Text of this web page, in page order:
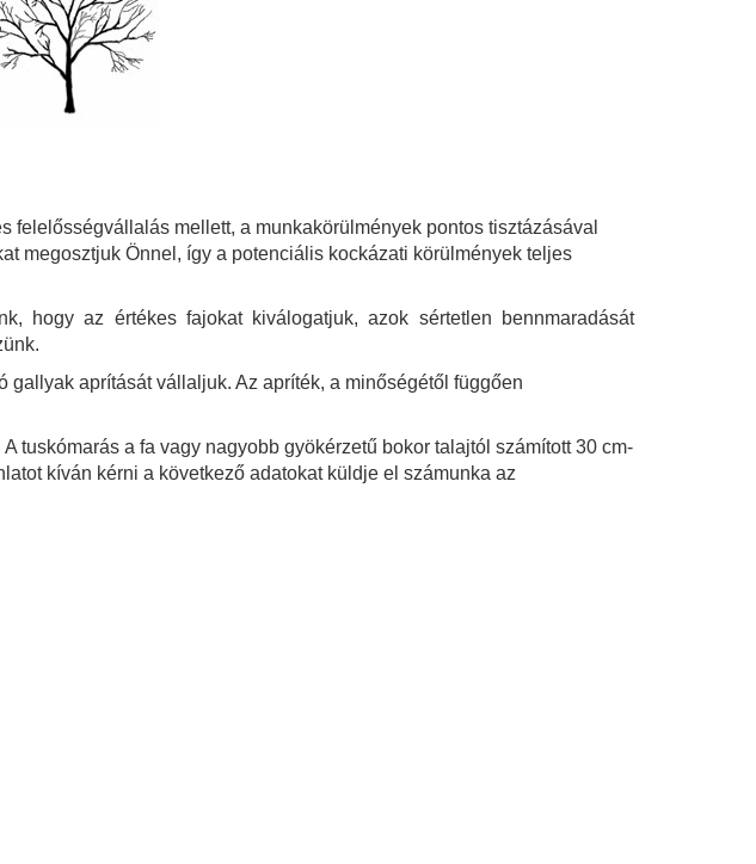
felelősségvállalás mellett, a munkakörülmények pontos tisztázásával
megosztjuk Önnel, így a potenciális kockázati körülmények teljes
hogy az értékes fajokat kiválogatjuk, azok sértetlen bennmaradását
aprítását vállaljuk. Az apríték, a minőségétől függően
tuskómarás a fa vagy nagyobb gyökérzetű bokor talajtól számított 30 cm-
kíván kérni a következő adatokat küldje el számunka az